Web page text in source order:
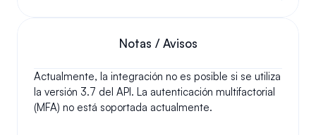
Notas / Avisos
Actualmente, la integración no es posible si se utiliza
la versión 3.7 del API. La autenticación multifactorial
(MFA) no está soportada actualmente.